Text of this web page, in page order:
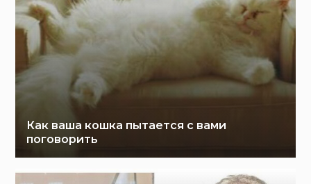
Как ваша кошка пытается с вами
поговорить